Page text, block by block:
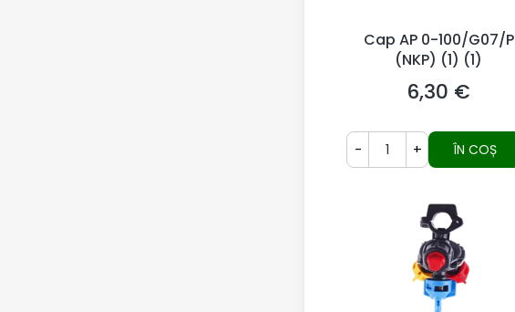
Cap AP 0-100/G07/P
(NKP) (1) (1)
Preț
6,30 €
- + ÎN COȘ